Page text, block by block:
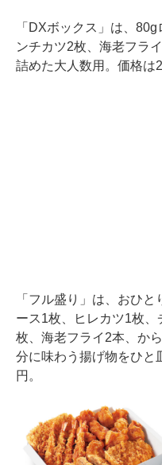
「DXボックス」は、
ンチカツ2枚、海老フラ
詰めた大人数用。価格は
「フル盛り」は、おひ
ース1枚、ヒレカツ1枚
枚、海老フライ2本、か
分に味わう揚げ物をひと
円。